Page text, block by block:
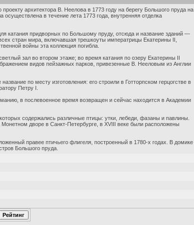
архитектора В. Неелова в 1773 году на берегу Большого пруда на
в течение лета 1773 года, внутренняя отделка
катания придворных по Большому пруду, отсюда и название зданий —
стран мира, включавшая трешкоуты императрицы Екатерины II,
войны эта коллекция погибла.
зал во втором этаже; во время катания по озеру Екатерины II
видов пейзажных парков, привезенные В. Нееловым из Англии
по месту изготовления: его строили в Готторпском герцогстве в
Петру I.
в послевоенное время возвращен и сейчас находится в Академии
содержались различные птицы: утки, лебеди, фазаны и павлины.
дворе в Санкт-Петербурге, в XVIII веке были расположены
правее птичьего флигеля, построенный в 1780-х годах. В домике
Большого пруда.